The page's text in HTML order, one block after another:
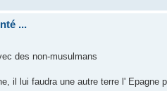
...
des non-musulmans
il lui faudra une autre terre l' Epagne